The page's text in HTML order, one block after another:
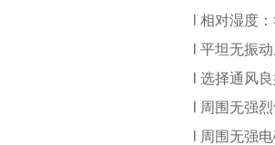
相对湿度
l 平坦无振
l 选择通风
l 周围无强
l 周围无强